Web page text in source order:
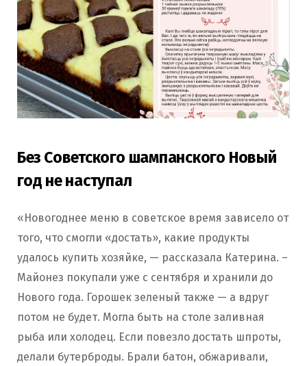
Без Советского шампанского Новый
год не наступал
«Новогоднее меню в советское время зависело от
того, что смогли «достать», какие продукты
удалось купить хозяйке, — рассказала Катерина. –
Майонез покупали уже с сентября и хранили до
Нового года. Горошек зеленый также — а вдруг
потом не будет. Могла быть на столе заливная
рыба или холодец. Если повезло достать шпроты,
делали бутерброды. Брали батон, обжаривали,